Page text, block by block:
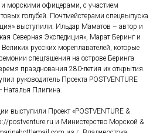
морскими офицерами, с участием
голубей. Почтмейстерами спецвыпуска
выступили: Ильдар Маматов – автор и
Северная Экспедиция», Марат Беринг и
русских мореплавателей, которые
спецгашения на острове Беринга
празднования 280-летия их открытия.
руководитель Проекта POSTVENTURE
Наталья Плигина.
выступили Проект «POSTVENTURE &
postventure.ru и Министерство Морской &